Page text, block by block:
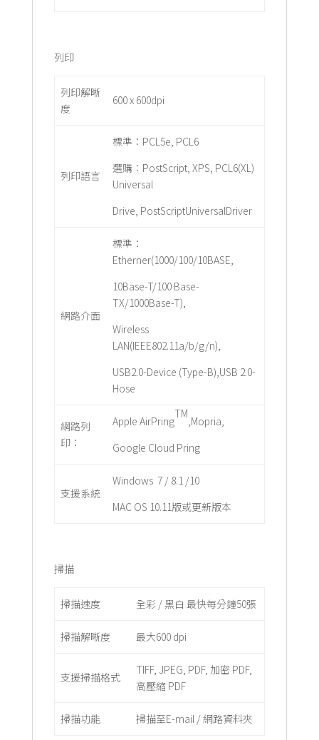
列印
列印解晰
度
600 x 600dpi
列印語言
標準：PCL5e, PCL6
選購：PostScript, XPS, PCL6(XL)
Universal
Drive, PostScriptUniversalDriver
網路介面
標準：
Etherner(1000/100/10BASE,
10Base-T/100 Base-
TX/1000Base-T),
Wireless
LAN(IEEE802.11a/b/g/n),
USB2.0-Device (Type-B),USB 2.0-
Hose
網路列
印：
Apple AirPring
TM
,Mopria,
Google Cloud Pring
支援系統
Windows 7 / 8.1 /10
MAC OS 10.11版或更新版本
掃描
掃描速度 全彩 / 黑白 最快每分鐘50張
掃描解晰度 最大600 dpi
支援掃描格式
TIFF, JPEG, PDF, 加密 PDF,
高壓縮 PDF
掃描功能 掃描至E-mail / 網路資料夾